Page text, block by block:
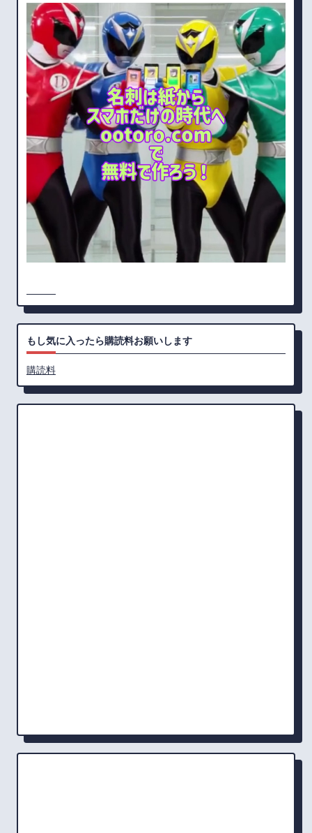
もし気に入ったら購読料お願いします
購読料